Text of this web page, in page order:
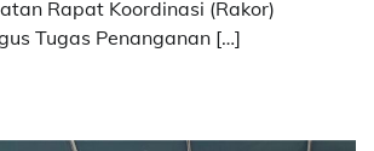
Rapat Koordinasi (Rakor)
Tugas Penanganan […]